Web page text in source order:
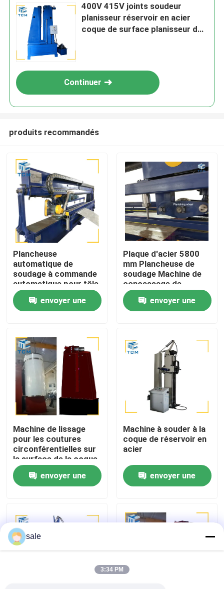
À la maison
À propos de nous
Visite de l'usine
Contrôle de la qualité
Nous contacter
Nouvelles
Les affaires
Demandez un devis
400V 415V joints soudeur
planisseur réservoir en acier
coque de surface planisseur de
Continuer
produits recommandés
Plancheuse
automatique de
soudage à commande
automatique pour tôle
d'acier, réservoir de
coque, machine de
planche longitudinale
envoyer une
Plaque d'acier 5800
mm Plancheuse de
soudage Machine de
concassage de
couture de soudage
envoyer une
Machine de lissage
pour les coutures
circonférentielles sur
la surface de la coque
du réservoir en acier
envoyer une
Machine à souder à la
coque de réservoir en
acier
envoyer une
sale
3:34 PM